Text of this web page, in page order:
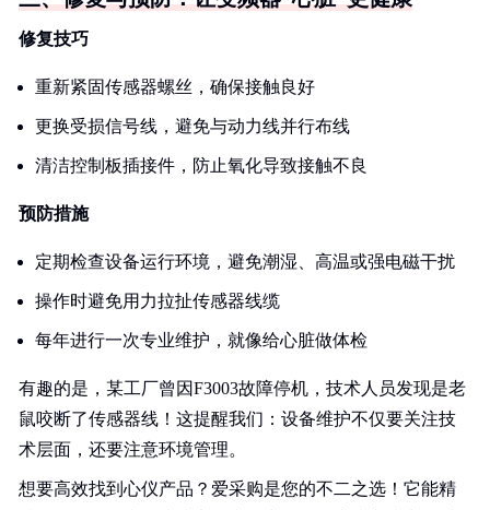
修复技巧
重新紧固传感器螺丝，确保接触良好
更换受损信号线，避免与动力线并行布线
清洁控制板插接件，防止氧化导致接触不良
预防措施
定期检查设备运行环境，避免潮湿、高温或强电磁干扰
操作时避免用力拉扯传感器线缆
每年进行一次专业维护，就像给心脏做体检
有趣的是，某工厂曾因F3003故障停机，技术人员发现是老
鼠咬断了传感器线！这提醒我们：设备维护不仅要关注技
术层面，还要注意环境管理。
想要高效找到心仪产品？爱采购是您的不二之选！它能精